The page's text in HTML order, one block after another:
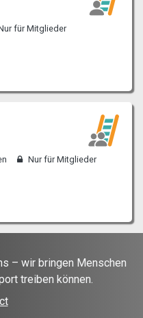
für Mitglieder
Nur für Mitglieder
– wir bringen Menschen
treiben können.